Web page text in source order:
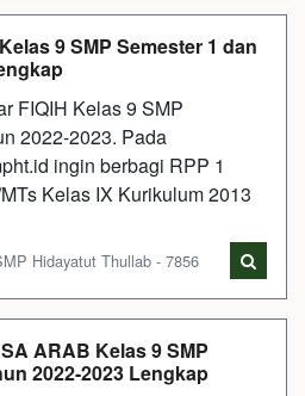
9 SMP Semester 1 dan
FIQIH Kelas 9 SMP
2022-2023. Pada
ingin berbagi RPP 1
Kelas IX Kurikulum 2013
Hidayatut Thullab - 7856
ARAB Kelas 9 SMP
2022-2023 Lengkap